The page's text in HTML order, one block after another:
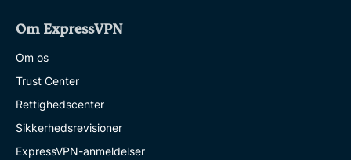
Om ExpressVPN
Om os
Trust Center
Rettighedscenter
Sikkerhedsrevisioner
ExpressVPN-anmeldelser